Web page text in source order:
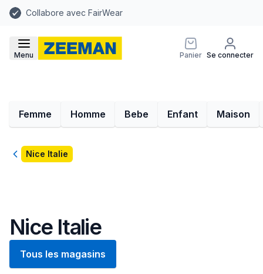
Collabore avec FairWear
Menu Panier Se connecter
Femme Homme Bebe Enfant Maison
RetourNice Italie
Nice Italie
Tous les magasins